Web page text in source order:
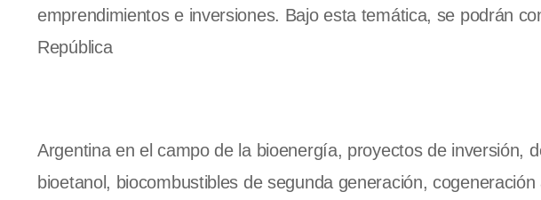
emprendimientos e inversiones. Bajo esta temática, se podrán
República
Argentina en el campo de la bioenergía, proyectos de inversión,
bioetanol, biocombustibles de segunda generación,